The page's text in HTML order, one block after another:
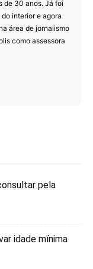
de 30 anos. Já foi
interior e agora
área de jornalismo
como assessora
pela
idade mínima